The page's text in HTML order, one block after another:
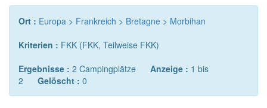
Ort : Europa > Frankreich > Bretagne > Morbihan
Kriterien : FKK (FKK, Teilweise FKK)
Ergebnisse : 2 Campingplätze Anzeige : 1 bis
2 Gelöscht : 0